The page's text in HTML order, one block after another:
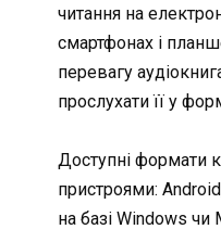
читання на
смартфонах і
перевагу
прослухати її у
Доступні формати
пристроями:
на базі Windows чи